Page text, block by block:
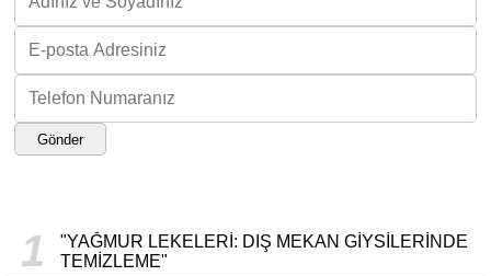
Gönder
1
"YAĞMUR LEKELERI: DIŞ MEKAN GIYSILERINDE
TEMIZLEME"